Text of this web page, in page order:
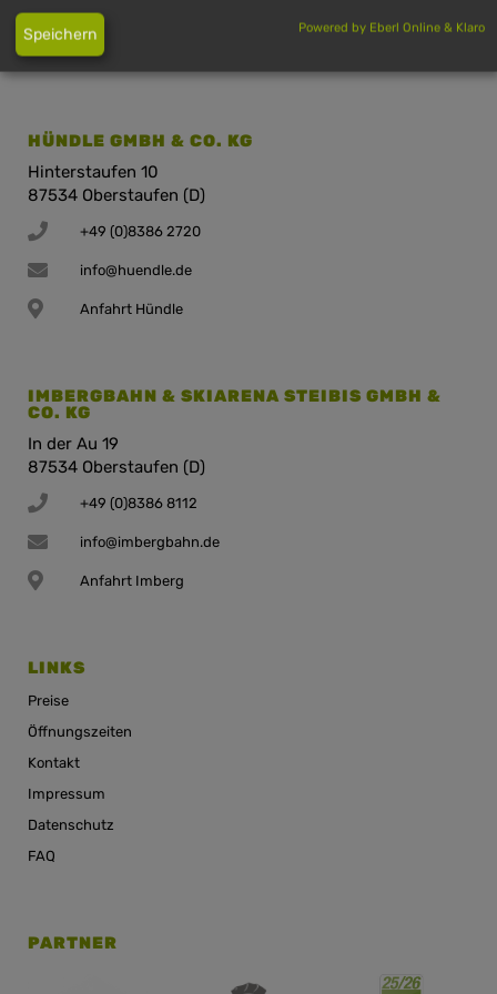
Anmeldung erforderlich unter: 08386 8112 oder
info@imbergbahn.de
IMBERG
IMBERG
HÜNDLE GMBH & CO. KG
Hinterstaufen 10
87534 Oberstaufen (D)
+49 (0)8386 2720
info@huendle.de
Anfahrt Hündle
IMBERGBAHN & SKIARENA STEIBIS GMBH &
CO. KG
In der Au 19
87534 Oberstaufen (D)
+49 (0)8386 8112
info@imbergbahn.de
Anfahrt Imberg
LINKS
Preise
Öffnungszeiten
Kontakt
Impressum
Datenschutz
FAQ
PARTNER
Speichern Powered by Eberl Online & Klaro